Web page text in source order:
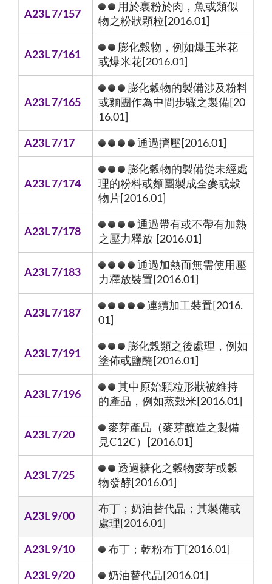
A23L 7/157
用於裹粉於肉，魚或類似
物之粉狀顆粒[2016.01]
A23L 7/161
膨化穀物，例如爆玉米花
或爆米花[2016.01]
A23L 7/165
膨化穀物的製備涉及粉料
或麵團作為中間步驟之製備[20
16.01]
A23L 7/17 通過擠壓[2016.01]
A23L 7/174
膨化穀物的製備從未經處
理的粉料或麵團製成全麥或穀
物片[2016.01]
A23L 7/178
通過帶有或不帶有加熱
之壓力釋放 [2016.01]
A23L 7/183
通過加熱而無需使用壓
力釋放裝置[2016.01]
A23L 7/187
連續加工裝置[2016.
01]
A23L 7/191
膨化榖類之後處理，例如
塗佈或鹽醃[2016.01]
A23L 7/196
其中原始顆粒形狀被維持
的產品，例如蒸穀米[2016.01]
A23L 7/20
麥芽產品（麥芽釀造之製備
見C12C）[2016.01]
A23L 7/25
透過糖化之穀物麥芽或穀
物發酵[2016.01]
A23L 9/00
布丁；奶油替代品；其製備或
處理[2016.01]
A23L 9/10 布丁；乾粉布丁[2016.01]
A23L 9/20 奶油替代品[2016.01]